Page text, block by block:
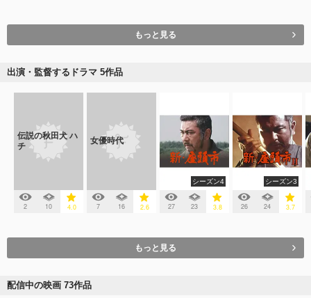
もっと見る
出演・監督するドラマ 5作品
伝説の秋田犬 ハ
チ
2 10 4.0
女優時代
7 16 2.6
シーズン4
27 23 3.8
シーズン3
26 24 3.7
もっと見る
配信中の映画 73作品